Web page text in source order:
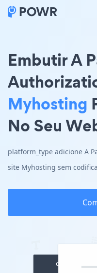
Embutir A
Myhosting
No Seu
platform_type adicione A
site Myhosting sem